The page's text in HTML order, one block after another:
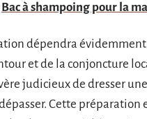
Bac à shampoing pour la
dépendra
et de la conjoncture
judicieux de dresser
Cette